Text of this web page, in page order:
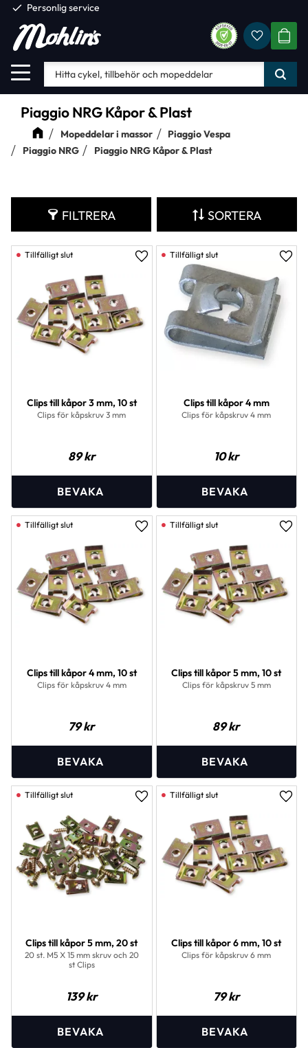
Meny
check Personlig service
Piaggio NRG Kåpor & Plast
Mopeddelar i massor
Piaggio Vespa
Piaggio NRG
Piaggio NRG Kåpor & Plast
FILTRERA SORTERA
Clips till kåpor 3 mm, 10 st
Clips för kåpskruv 3 mm
89kr
Lägg till i favoriter
Clips till kåpor 4 mm
Clips för kåpskruv 4 mm
10kr
Clips till kåpor 4 mm, 10 st
Clips för kåpskruv 4 mm
79kr
Lägg till i favoriter
Clips till kåpor 5 mm, 10 st
Clips för kåpskruv 5 mm
89kr
Clips till kåpor 5 mm, 20 st
20 st. M5 X 15 mm skruv och 20
st Clips
139kr
Lägg till i favoriter
Clips till kåpor 6 mm, 10 st
Clips för kåpskruv 6 mm
79kr